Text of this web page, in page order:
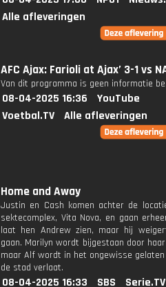
Alle afleveringen
AFC Ajax: Farioli at Ajax’ 3-1 vs
Van dit programma is geen informatie
08-04-2025 16:36
YouTube
Voetbal.TV
Alle afleveringen
Home and Away
Justin en Cash komen achter de
sektecomplex, Vita Nova, en gaan
laat hen Andrew zien, maar hij
gaan. Marilyn wordt bijgestaan door
maar Alf wordt in het ongewisse
de stad verlaat.
08-04-2025 16:33 SBS
Serie.TV